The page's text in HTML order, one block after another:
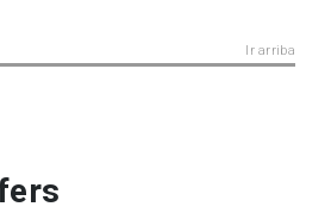
Ir arriba